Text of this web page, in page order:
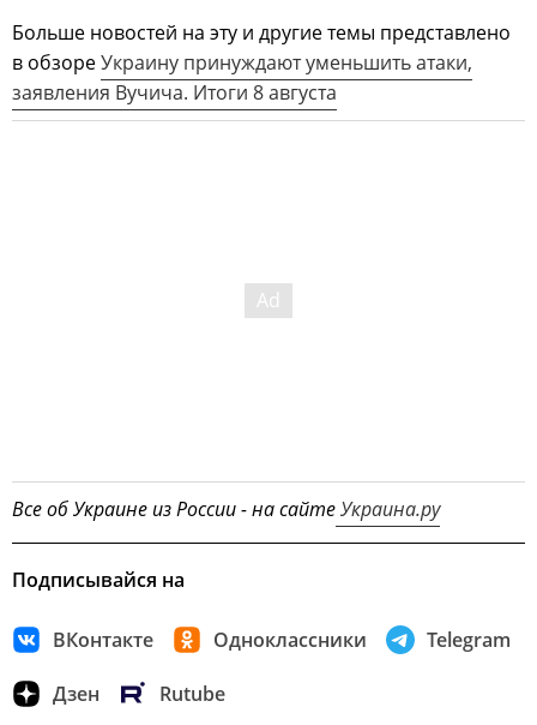
Больше новостей на эту и другие темы представлено
в обзореУкраину принуждают уменьшить атаки,
заявления Вучича. Итоги 8 августа
Все об Украине из России - на сайтеУкраина.ру
Подписывайся на
ВКонтакте Одноклассники Telegram
Дзен Rutube